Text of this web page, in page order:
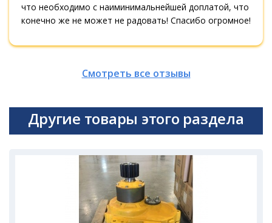
что необходимо с наиминимальнейшей доплатой, что
конечно же не может не радовать! Спасибо огромное!
Смотреть все отзывы
Другие товары этого раздела